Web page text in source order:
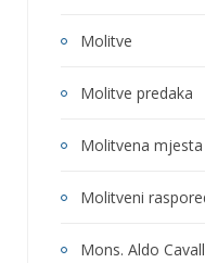
Molitve
Molitve predaka
Molitvena mjesta
Molitveni
Mons. Aldo